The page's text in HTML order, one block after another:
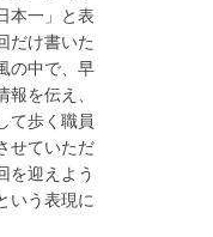
本一」と表
だけ書いた
の中で、早
を伝え、
て歩く職員
せていただ
を迎えよう
いう表現に